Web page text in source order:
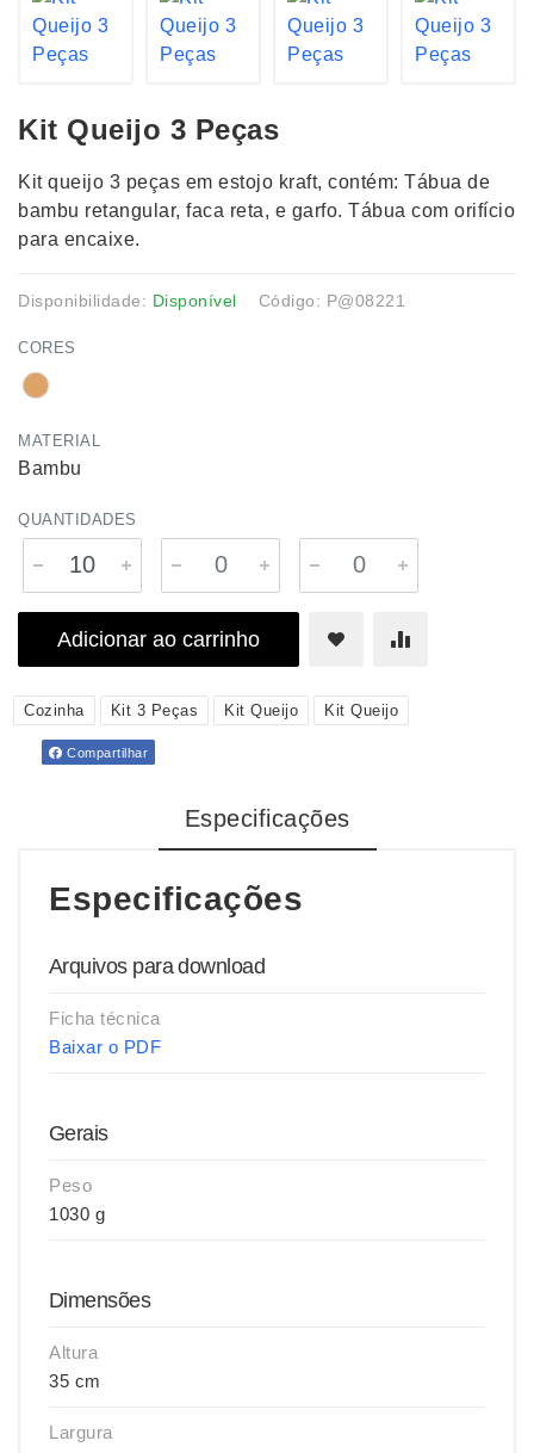
Kit Queijo 3 Peças
Kit queijo 3 peças em estojo kraft, contém: Tábua de
bambu retangular, faca reta, e garfo. Tábua com orifício
para encaixe.
Disponibilidade: Disponível Código: P@08221
CORES
MATERIAL
Bambu
QUANTIDADES
Adicionar ao carrinho
Cozinha Kit 3 Peças Kit Queijo Kit Queijo
Compartilhar
Especificações
Especificações
Arquivos para download
Ficha técnica
Baixar o PDF
Gerais
Peso
1030 g
Dimensões
Altura
35 cm
Largura